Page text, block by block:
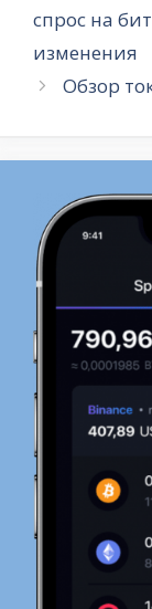
спрос на
изменения
Обзор